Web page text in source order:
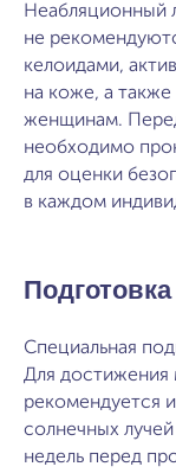
Неабляционный
не
келоидами,
на коже, а
женщинам.
необходимо
для оценки
в каждом
Специальная
Для достижения
рекомендуется
солнечных
недель перед